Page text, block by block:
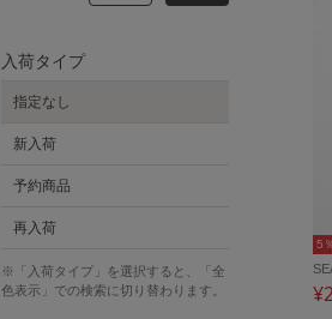
5
入荷タイプ
指定なし
新入荷
予約商品
再入荷
※「入荷タイプ」を選択すると、「全
色表示」での検索に切り替わります。